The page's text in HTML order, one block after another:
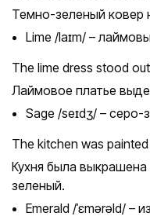
Темно-зеленый ковер
Lime /laɪm/ –
The lime dress stood
Лаймовое платье
Sage /seɪdʒ/ – серо-
The kitchen was
Кухня была
зеленый.
Emerald /ˈɛmərəld/ –